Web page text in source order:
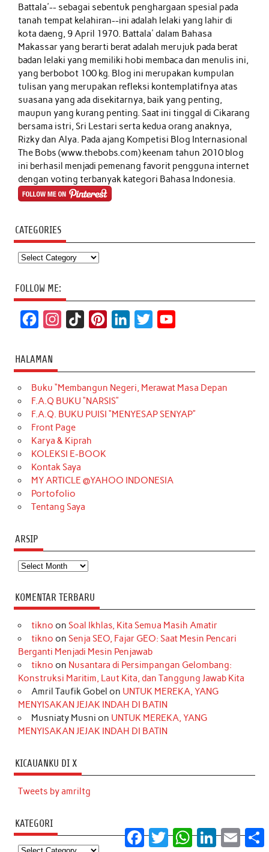
Battala'-- sebagai sebentuk penghargaan spesial pada
tanah tempat kelahiran--ini adalah lelaki yang lahir di
kota daeng, 9 April 1970. Battala' dalam Bahasa
Makassar yang berarti berat adalah merujuk pada berat
badan lelaki yang memiliki hobi membaca dan menulis ini,
yang berbobot 100 kg. Blog ini merupakan kumpulan
tulisan yang merupakan refleksi kontemplatifnya atas
suasana yang ada disekitarnya, baik yang penting,
maupun yang kurang penting. Saat ini tinggal di Cikarang
bersama istri, Sri Lestari serta kedua orang anaknya,
Rizky dan Alya. Pada ajang Kompetisi Blog Internasional
The Bobs (www.thebobs.com) keenam tahun 2010 blog
ini berhasil menjadi pemenang favorit pengguna internet
dengan voting terbanyak kategori Bahasa Indonesia.
CATEGORIES
Categories
FOLLOW ME:
c
e
b
o
o
k
t
a
g
r
a
m
T
o
k
t
e
r
k
e
d
t
t
e
T
u
b
HALAMAN
Buku “Membangun Negeri, Merawat Masa Depan
F.A.Q BUKU “NARSIS”
F.A.Q. BUKU PUISI “MENYESAP SENYAP”
Front Page
Karya & Kiprah
KOLEKSI E-BOOK
Kontak Saya
MY ARTICLE @YAHOO INDONESIA
Portofolio
Tentang Saya
ARSIP
Arsip
KOMENTAR TERBARU
tikno on Soal Ikhlas, Kita Semua Masih Amatir
tikno on Senja SEO, Fajar GEO: Saat Mesin Pencari
Berganti Menjadi Mesin Penjawab
tikno on Nusantara di Persimpangan Gelombang:
Konstruksi Maritim, Laut Kita, dan Tanggung Jawab Kita
Amril Taufik Gobel on UNTUK MEREKA, YANG
MENYISAKAN JEJAK INDAH DI BATIN
Musniaty Musni on UNTUK MEREKA, YANG
MENYISAKAN JEJAK INDAH DI BATIN
KICAUANKU DI X
Tweets by amriltg
KATEGORI
Kategori
Facebook
TwitterWhatsApp
LinkedInEmail